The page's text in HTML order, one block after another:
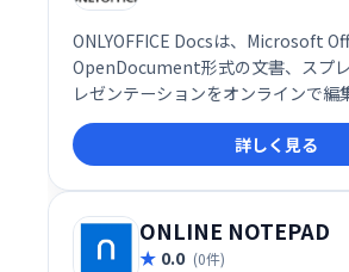
ONLYOFFICE Docsは、Microsoft
OpenDocument形式の文書、スプ
レゼンテーションをオンラインで編
フィススイートです。豊富な編集ツ
能により、チームワークの効率化を
なフォーマットにも対応し、自社ウ
ンとのシームレスな連携も可能です
滑な情報共有を実現する、頼れるオ
す。
詳しく見る
ONLINE NOTEPAD
0.0 (0件)